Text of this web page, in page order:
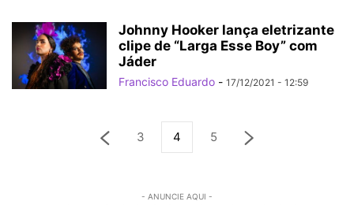
Johnny Hooker lança eletrizante
clipe de “Larga Esse Boy” com
Jáder
Francisco Eduardo - 17/12/2021 - 12:59
3 4 5
- ANUNCIE AQUI -